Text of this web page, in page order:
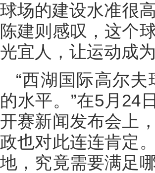
球场的建设水准很
陈建则感叹，这个
光宜人，让运动成
“西湖国际高尔
的水平。”在5月24
开赛新闻发布会上
政也对此连连肯定
地，究竟需要满足